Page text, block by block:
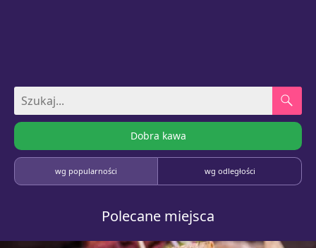
Dobra kawa
wg popularności wg odległości
Polecane miejsca